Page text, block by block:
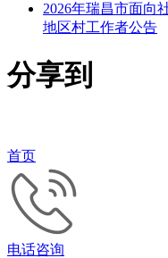
2026年瑞昌市面向
地区村工作者公告
分享到
首页
电话咨询